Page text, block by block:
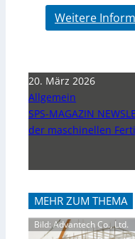
Weitere
20. März 2026
Allgemein
SPS-MAGAZIN
der maschinellen
MEHR ZUM THEMA
Bild: Advantech Co., Ltd.